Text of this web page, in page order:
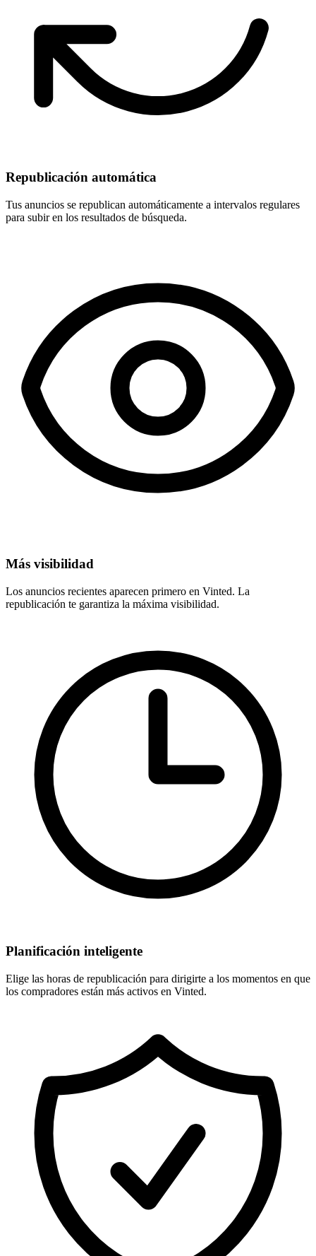
Republicación automática
Tus anuncios se republican automáticamente a intervalos regulares
para subir en los resultados de búsqueda.
Más visibilidad
Los anuncios recientes aparecen primero en Vinted. La
republicación te garantiza la máxima visibilidad.
Planificación inteligente
Elige las horas de republicación para dirigirte a los momentos en que
los compradores están más activos en Vinted.